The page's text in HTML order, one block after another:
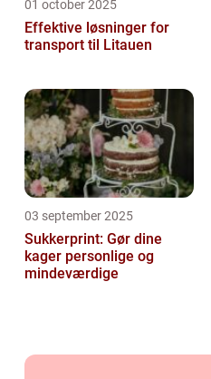
01 october 2025
Effektive løsninger for
transport til Litauen
03 september 2025
Sukkerprint: Gør dine
kager personlige og
mindeværdige